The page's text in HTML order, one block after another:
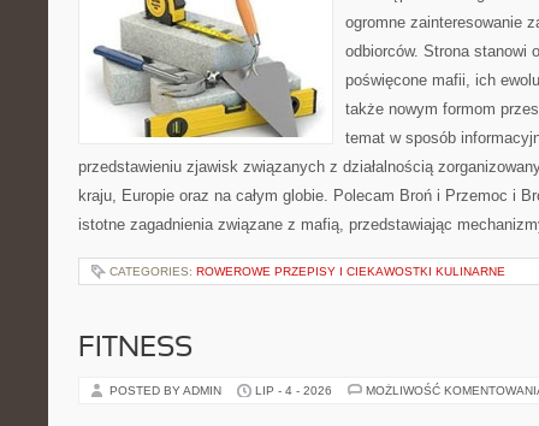
ogromne zainteresowanie
odbiorców. Strona stanowi
poświęcone mafii, ich
także nowym formom
temat w sposób
przedstawieniu zjawisk związanych z działalnością
kraju, Europie oraz na całym globie. Polecam Broń i Przemoc i
istotne zagadnienia związane z mafią, przedstawiając
CATEGORIES: ROWEROWE PRZEPISY I CIEKAWOSTKI KULINARNE
FITNESS
POSTED BY ADMIN LIP - 4 - 2026 MOŻLIWOŚĆ